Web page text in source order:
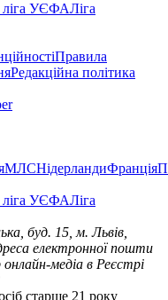
УЄФАЛіга
Правила
Редакційна політика
МЛСНідерландиФранція
УЄФАЛіга
буд. 15, м. Львів,
електронної пошти
медіа в Реєстрі
старше 21 року